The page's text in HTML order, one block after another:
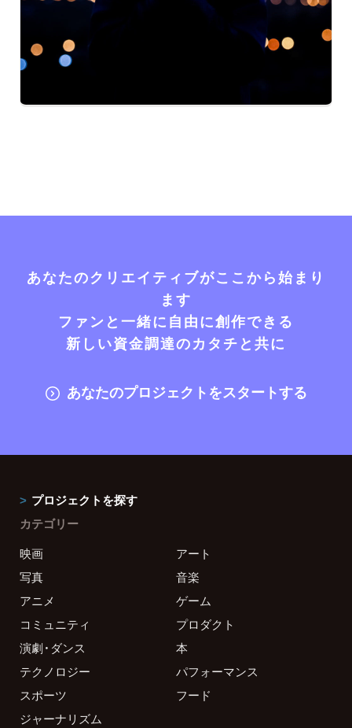
あなたのクリエイティブがここから始まり
ます
ファンと一緒に自由に創作できる
新しい資金調達のカタチと共に
あなたのプロジェクトをスタートする
プロジェクトを探す
カテゴリー
映画
アート
写真
音楽
アニメ
ゲーム
コミュニティ
プロダクト
演劇・ダンス
本
テクノロジー
パフォーマンス
スポーツ
フード
ジャーナリズム